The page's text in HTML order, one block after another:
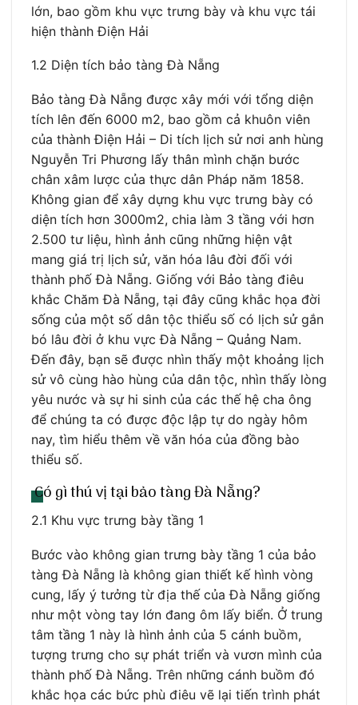
lớn, bao gồm khu vực trưng bày và khu vực tái
hiện thành Điện Hải
1.2 Diện tích bảo tàng Đà Nẵng
Bảo tàng Đà Nẵng được xây mới với tổng diện
tích lên đến 6000 m2, bao gồm cả khuôn viên
của thành Điện Hải – Di tích lịch sử nơi anh hùng
Nguyễn Tri Phương lấy thân mình chặn bước
chân xâm lược của thực dân Pháp năm 1858.
Không gian để xây dựng khu vực trưng bày có
diện tích hơn 3000m2, chia làm 3 tầng với hơn
2.500 tư liệu, hình ảnh cũng những hiện vật
mang giá trị lịch sử, văn hóa lâu đời đối với
thành phố Đà Nẵng. Giống với Bảo tàng điêu
khắc Chăm Đà Nẵng, tại đây cũng khắc họa đời
sống của một số dân tộc thiểu số có lịch sử gắn
bó lâu đời ở khu vực Đà Nẵng – Quảng Nam.
Đến đây, bạn sẽ được nhìn thấy một khoảng lịch
sử vô cùng hào hùng của dân tộc, nhìn thấy lòng
yêu nước và sự hi sinh của các thế hệ cha ông
để chúng ta có được độc lập tự do ngày hôm
nay, tìm hiểu thêm về văn hóa của đồng bào
thiểu số.
Có gì thú vị tại bảo tàng Đà Nẵng?
2.1 Khu vực trưng bày tầng 1
Bước vào không gian trưng bày tầng 1 của bảo
tàng Đà Nẵng là không gian thiết kế hình vòng
cung, lấy ý tưởng từ địa thế của Đà Nẵng giống
như một vòng tay lớn đang ôm lấy biển. Ở trung
tâm tầng 1 này là hình ảnh của 5 cánh buồm,
tượng trưng cho sự phát triển và vươn mình của
thành phố Đà Nẵng. Trên những cánh buồm đó
khắc họa các bức phù điêu vẽ lại tiến trình phát